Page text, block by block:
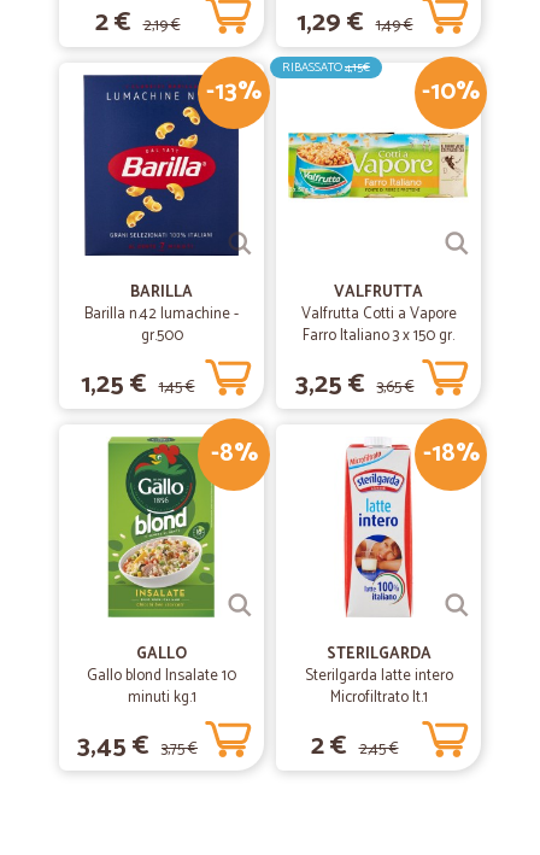
2 € 2,19 € 1,29 € 1,49 €
-13%
BARILLA
Barilla n.42 lumachine -
gr.500
1,25 € 1,45 €
-10%
RIBASSATO4,15€
VALFRUTTA
Valfrutta Cotti a Vapore
Farro Italiano 3 x 150 gr.
3,25 € 3,65 €
-8%
GALLO
Gallo blond Insalate 10
minuti kg.1
3,45 € 3,75 €
-18%
STERILGARDA
Sterilgarda latte intero
Microfiltrato lt.1
2 € 2,45 €